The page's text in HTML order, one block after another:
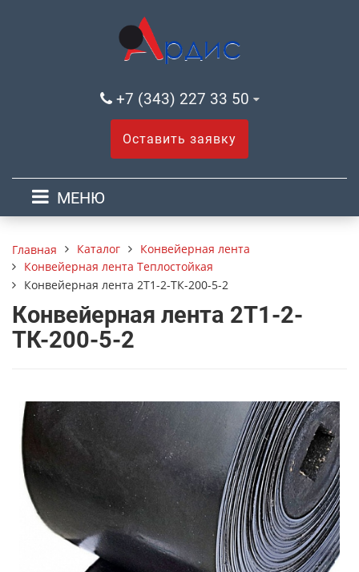
+7 (343) 227 33 50
Оставить заявку
МЕНЮ
Главная Каталог
Конвейерная лента
Конвейерная лента Теплостойкая
Конвейерная лента 2Т1-2-ТК-200-5-2
Конвейерная лента 2Т1-2-
ТК-200-5-2